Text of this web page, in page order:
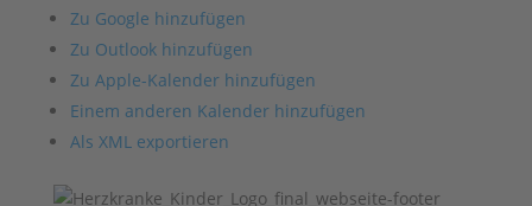
Zu Google hinzufügen
Zu Outlook hinzufügen
Zu Apple-Kalender hinzufügen
Einem anderen Kalender hinzufügen
Als XML exportieren